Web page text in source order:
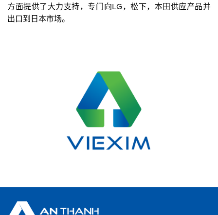
方面提供了大力支持，专门向LG，松下，本田供应产品并
出口到日本市场。